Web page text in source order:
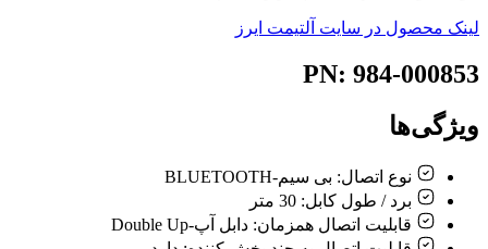
لینک محصول در سایت آلتیمت ایرز
PN: 984-000853
ویژگی‌ها
نوع اتصال: بی سیم-BLUETOOTH
برد / طول کابل: 30 متر
قابلیت اتصال همزمان: دابل آپ-Double Up